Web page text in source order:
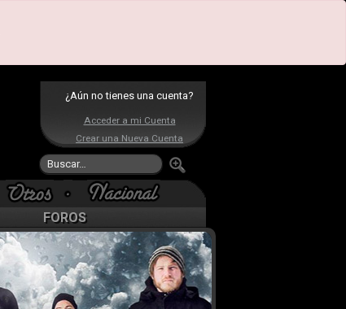
¿Aún no tienes una cuenta?
Acceder a mi Cuenta
Crear una Nueva Cuenta
FOROS